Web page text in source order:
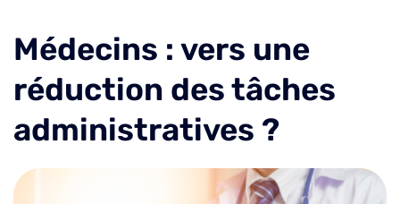
Médecins : vers une
réduction des tâches
administratives ?